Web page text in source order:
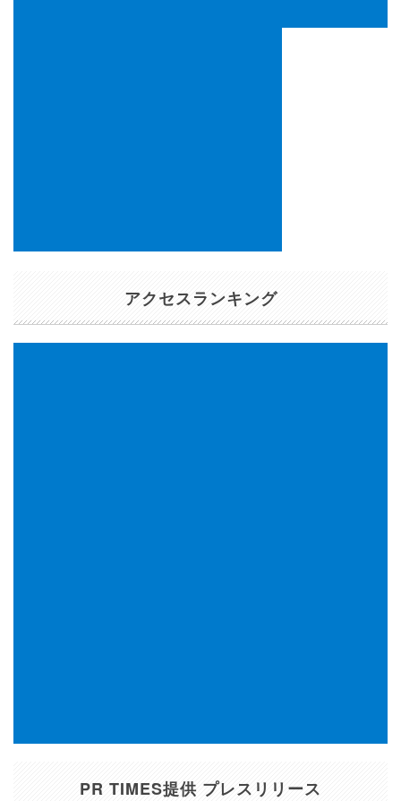
アクセスランキング
PR TIMES提供 プレスリリース